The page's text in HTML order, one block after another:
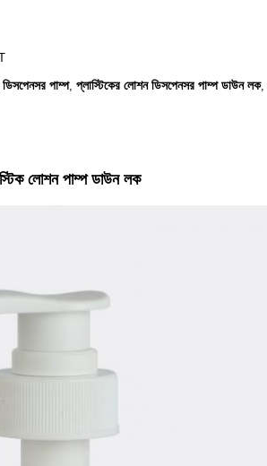
পাম্প, প্লাস্টিকের লোশন ডিসপেনসর পাম্প ডাউন লক,
লোশন পাম্প ডাউন লক